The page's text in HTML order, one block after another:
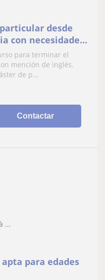
desde
con necesidades
para terminar el
mención de inglés.
de p...
Contactar
...
para edades